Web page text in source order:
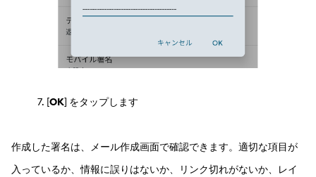
[OK] をタップします
作成した署名は、メール作成画面で確認できます。適切な項目が
入っているか、情報に誤りはないか、リンク切れがないか、レイ